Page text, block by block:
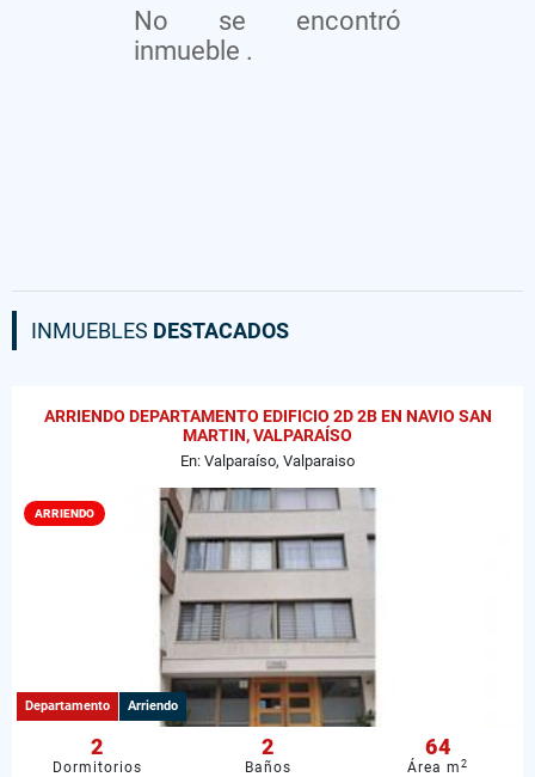
No se encontró
inmueble .
INMUEBLES DESTACADOS
ARRIENDO DEPARTAMENTO EDIFICIO 2D 2B EN NAVIO SAN
MARTIN, VALPARAÍSO
En: Valparaíso, Valparaiso
ARRIENDO
Departamento Arriendo
2
Dormitorios
2
Baños
64
Área m2